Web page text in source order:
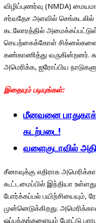
விழிப்புணர்வு (NMDA)
சர்வதேச அளவில்
கடலோரத்தில்
செயற்கைக்கோள்
கண்காணித்து வருகின்றனர்.
அமெரிக்க, ஐரோப்பிய
இதையும் படியுங்கள்:
மீனவனை
கடற்படை!
வளைகுடாவில்
சீனாவுக்கு எதிராக
கூட்டமைப்பில் இந்தியா
போர்க்கப்பல் பயிற்சியையும்,
முன்னெடுக்கிறது.
ஒப்பந்தங்களையும் போட்டு